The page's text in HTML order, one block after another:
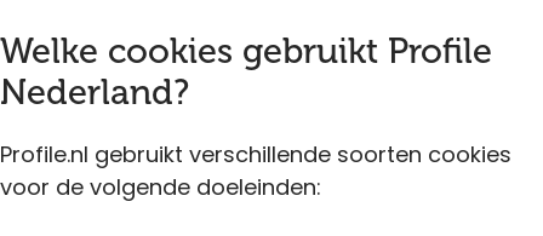
Welke cookies gebruikt Profile
Nederland?
Profile.nl gebruikt verschillende soorten cookies
voor de volgende doeleinden: